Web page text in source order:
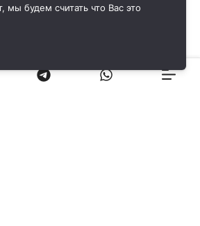
мы будем считать что Вас это